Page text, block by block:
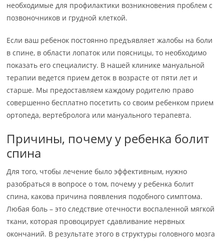
необходимые для профилактики возникновения проблем с
позвоночников и грудной клеткой.
Если ваш ребенок постоянно предъявляет жалобы на боли
в спине, в области лопаток или поясницы, то необходимо
показать его специалисту. В нашей клинике мануальной
терапии ведется прием деток в возрасте от пяти лет и
старше. Мы предоставляем каждому родителю право
совершенно бесплатно посетить со своим ребенком прием
ортопеда, вертебролога или мануального терапевта.
Причины, почему у ребенка болит
спина
Для того, чтобы лечение было эффективным, нужно
разобраться в вопросе о том, почему у ребенка болит
спина, какова причина появления подобного симптома.
Любая боль – это следствие отечности воспаленной мягкой
ткани, которая провоцирует сдавливание нервных
окончаний. В результате этого в структуры головного мозга